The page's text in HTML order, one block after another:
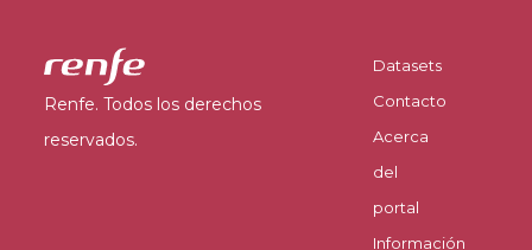
Renfe. Todos los derechos
reservados.
Datasets
Contacto
Acerca
del
portal
Información